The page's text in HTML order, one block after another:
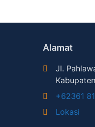
Alamat
Jl.
+62361
Lokasi